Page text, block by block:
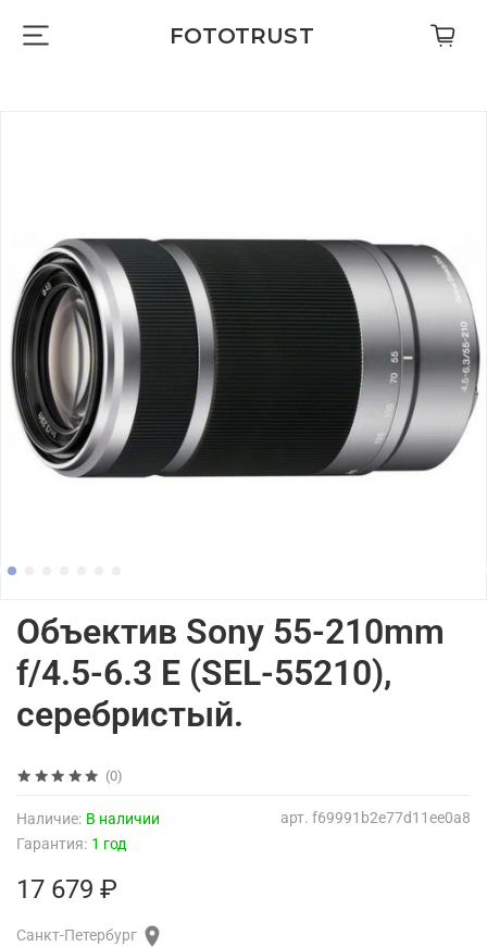
FOTOTRUST
(0)
арт. f69991b2e77d11ee0a8
Наличие: В наличии
Гарантия: 1 год
Объектив Sony 55-210mm
f/4.5-6.3 E (SEL-55210),
серебристый.
17 679 ₽
Санкт-Петербург